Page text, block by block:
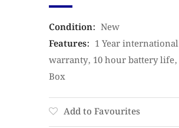
Condition: New
Features: 1 Year international
warranty, 10 hour battery life,
Box
Add to Favourites